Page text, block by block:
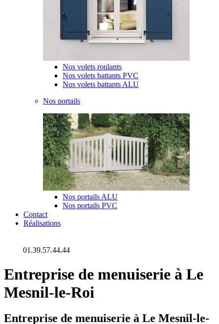
Nos volets roulants
Nos volets battants PVC
Nos volets battants ALU
Nos portails
Nos portails ALU
Nos portails PVC
Contact
Réalisations
01.39.57.44.44
Entreprise de menuiserie à Le
Mesnil-le-Roi
Entreprise de menuiserie à Le Mesnil-le-